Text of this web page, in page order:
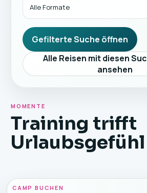
Alle Formate
Gefilterte Suche öffnen
Alle Reisen mit diesen
ansehen
MOMENTE
Training trifft
Urlaubsgefühl
CAMP BUCHEN